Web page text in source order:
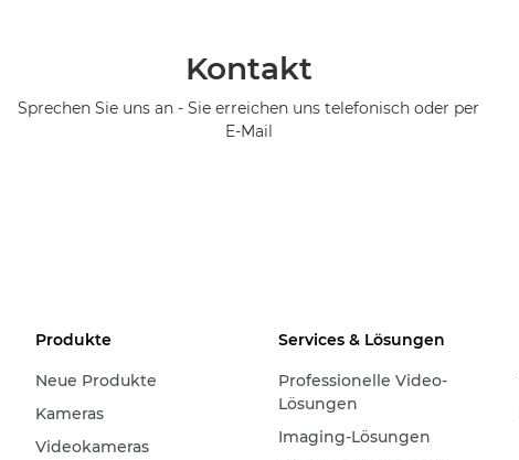
Kontakt
Sprechen Sie uns an - Sie erreichen uns telefonisch oder per
E-Mail
Produkte
Neue Produkte
Kameras
Videokameras
Services & Lösungen
Professionelle Video-
Lösungen
Imaging-Lösungen